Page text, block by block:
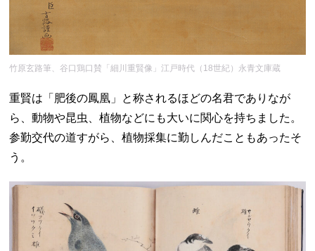
竹原玄路筆、谷口鶏口賛「細川重賢像」江戸時代（18世紀）永青文庫蔵
重賢は「肥後の鳳凰」と称されるほどの名君でありなが
ら、動物や昆虫、植物などにも大いに関心を持ちました。
参勤交代の道すがら、植物採集に勤しんだこともあったそ
う。